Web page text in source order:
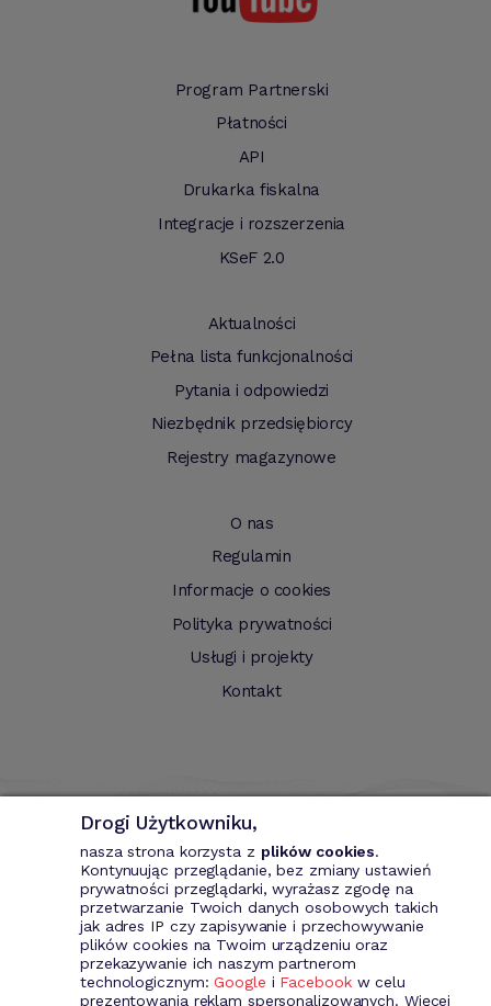
Program Partnerski
Płatności
API
Drukarka fiskalna
Integracje i rozszerzenia
KSeF 2.0
Aktualności
Pełna lista funkcjonalności
Pytania i odpowiedzi
Niezbędnik przedsiębiorcy
Rejestry magazynowe
O nas
Regulamin
Informacje o cookies
Polityka prywatności
Usługi i projekty
Kontakt
Bizin - System wspomagający przedsiębiorce. Wystawianie
dokumentów przychodowych (faktury VAT, fakury marża, faktury
MP, rachunki itd.). Rejestr kontrahentów wraz z rozbudowaną
analizą, gospodarka magazynowa, środki trwale, analiza sprzedaży i
kosztów prowadzenia działalności itd.
Drogi Użytkowniku,
nasza strona korzysta z plików cookies.
Kontynuując przeglądanie, bez zmiany ustawień
prywatności przeglądarki, wyrażasz zgodę na
przetwarzanie Twoich danych osobowych takich
jak adres IP czy zapisywanie i przechowywanie
plików cookies na Twoim urządzeniu oraz
przekazywanie ich naszym partnerom
technologicznym:Google i Facebookw celu
prezentowania reklam spersonalizowanych. Więcej